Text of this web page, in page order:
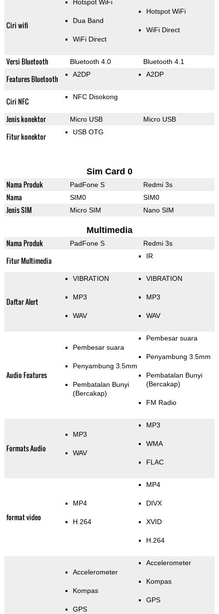
Ciri wifi
Hotspot WiFi
Dua Band
WiFi Direct
Hotspot WiFi
WiFi Direct
Versi Bluetooth Bluetooth 4.0 Bluetooth 4.1
Features Bluetooth A2DP A2DP
Ciri NFC NFC Disokong
Jenis konektor Micro USB Micro USB
Fitur konektor USB OTG
Sim Card 0
Nama Produk PadFone S Redmi 3s
Nama SIM0 SIM0
Jenis SIM Micro SIM Nano SIM
Multimedia
Nama Produk PadFone S Redmi 3s
Fitur Multimedia IR
Daftar Alert
VIBRATION
MP3
WAV
VIBRATION
MP3
WAV
Audio Features
Pembesar suara
Penyambung 3.5mm
Pembatalan Bunyi
(Bercakap)
Pembesar suara
Penyambung 3.5mm
Pembatalan Bunyi
(Bercakap)
FM Radio
Formats Audio
MP3
WAV
MP3
WMA
FLAC
format video
MP4
H.264
MP4
DIVX
XVID
H.264
Accelerometer
Kompas
GPS
Accelerometer
Kompas
GPS